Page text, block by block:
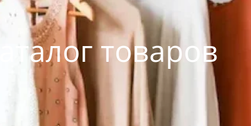
Каталог товаров